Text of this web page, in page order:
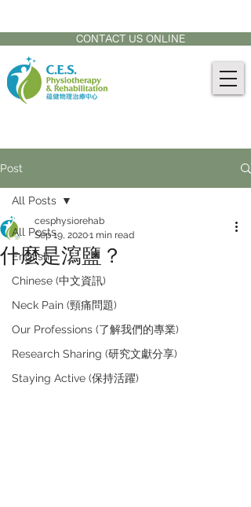
CONTACT US ONLINE
Post
All Posts
English
Chinese (中文資訊)
Neck Pain (頸痛問題)
Our Professions (了解我們的專業)
Research Sharing (研究文獻分享)
Staying Active (保持活躍)
All Posts
什麼是瀉鹽？
cesphysiorehab
Sep 19, 20201 min read